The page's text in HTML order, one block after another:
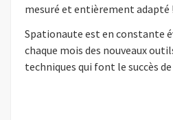
mesuré et entièrement adapté !
Spationaute est en constante
chaque mois des nouveaux
techniques qui font le succès